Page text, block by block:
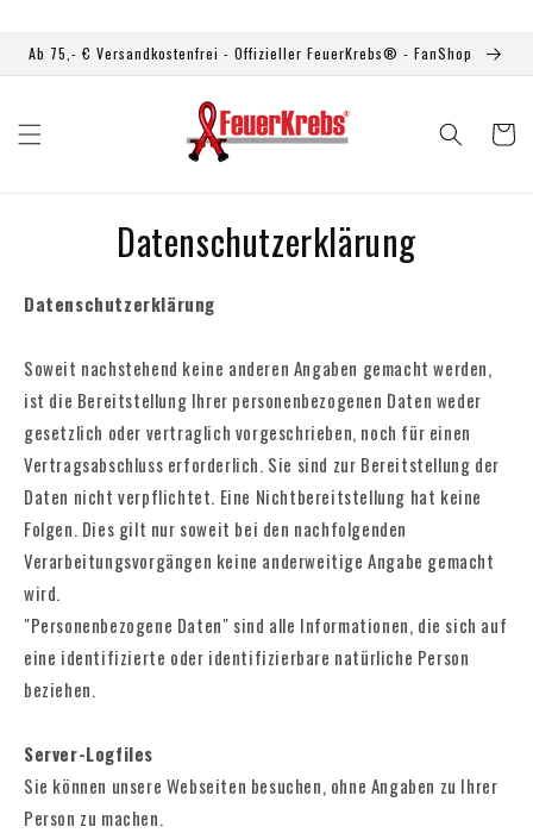
Inhalt
Ab 75,- € Versandkostenfrei - Offizieller FeuerKrebs® - FanShop
Datenschutzerklärung
Datenschutzerklärung
Soweit nachstehend keine anderen Angaben gemacht werden,
ist die Bereitstellung Ihrer personenbezogenen Daten weder
gesetzlich oder vertraglich vorgeschrieben, noch für einen
Vertragsabschluss erforderlich. Sie sind zur Bereitstellung der
Daten nicht verpflichtet. Eine Nichtbereitstellung hat keine
Folgen. Dies gilt nur soweit bei den nachfolgenden
Verarbeitungsvorgängen keine anderweitige Angabe gemacht
wird.
"Personenbezogene Daten" sind alle Informationen, die sich auf
eine identifizierte oder identifizierbare natürliche Person
beziehen.
Server-Logfiles
Sie können unsere Webseiten besuchen, ohne Angaben zu Ihrer
Person zu machen.